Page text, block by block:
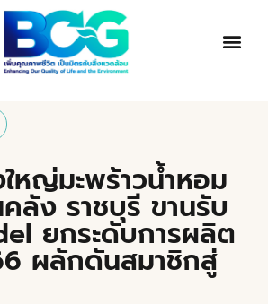
หญ่มะพร้าวน้ำหอม
ลัง ราชบุรี ขานรับ
ยกระดับการผลิต
ผลักดันสมาชิกสู่